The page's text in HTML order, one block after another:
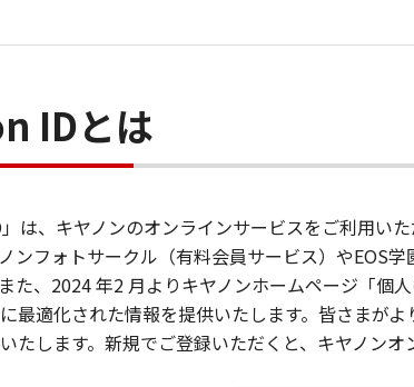
IDとは
」は、キヤノンのオンラインサービスをご利用
ンフォトサークル（有料会員サービス）やEOS
た、2024 年2 月よりキヤノンホームページ「個
最適化された情報を提供いたします。皆さまが
たします。新規でご登録いただくと、キヤノン